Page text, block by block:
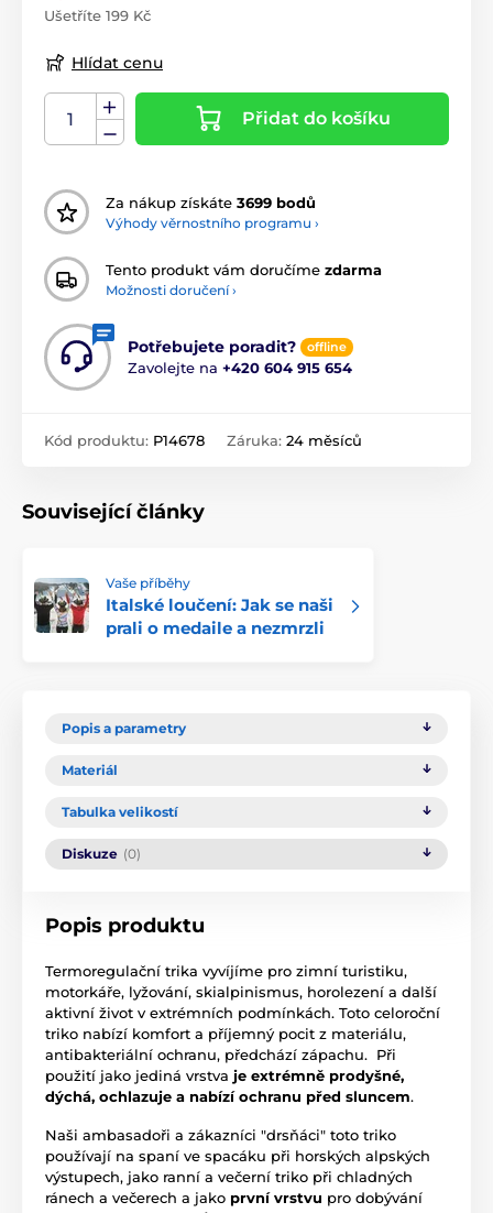
Ušetříte 199 Kč
Hlídat cenu
Přidat do košíku
Za nákup získáte 3699 bodů
Výhody věrnostního programu ›
Tento produkt vám doručíme zdarma
Možnosti doručení ›
Potřebujete poradit? offline
Zavolejte na +420 604 915 654
Kód produktu: P14678 Záruka: 24 měsíců
Související články
Vaše příběhy
Italské loučení: Jak se naši
prali o medaile a nezmrzli
Popis a parametry
Materiál
Tabulka velikostí
Diskuze (0)
Popis produktu
Termoregulační trika vyvíjíme pro zimní turistiku,
motorkáře, lyžování, skialpinismus, horolezení a další
aktivní život v extrémních podmínkách. Toto celoroční
triko nabízí komfort a příjemný pocit z materiálu,
antibakteriální ochranu, předchází zápachu. Při
použití jako jediná vrstva je extrémně prodyšné,
dýchá, ochlazuje a nabízí ochranu před sluncem.
Naši ambasadoři a zákazníci "drsňáci" toto triko
používají na spaní ve spacáku při horských alpských
výstupech, jako ranní a večerní triko při chladných
ránech a večerech a jako první vrstvu pro dobývání